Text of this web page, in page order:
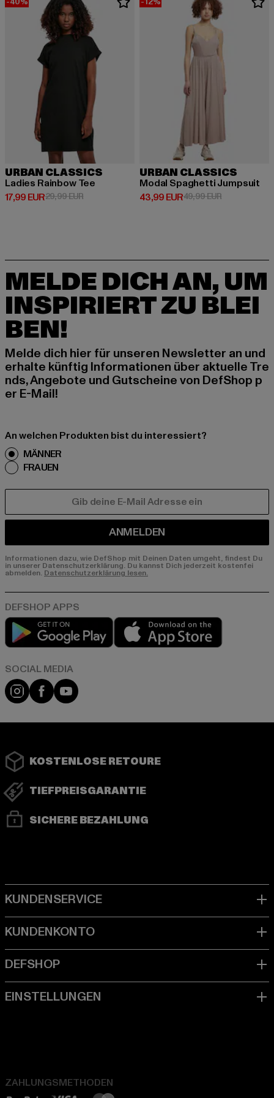
URBAN CLASSICS
Ladies Rainbow Tee
17,99 EUR
Derzeitiger Preis: 17,99 EUR
29,99 EURAktionspreis: 29,99 EUR
URBAN CLASSICS
Modal Spaghetti Jumpsuit
43,99 EUR
Derzeitiger Preis: 43,99 EUR
49,99 EURAktionspreis:
MELDE DICH AN, UM
INSPIRIERT ZU BLEI
BEN!
Melde dich hier für unseren Newsletter an und
erhalte künftig Informationen über aktuelle Tre
nds, Angebote und Gutscheine von DefShop p
er E-Mail!
An welchen Produkten bist du interessiert?
MÄNNER
FRAUEN
ANMELDEN
Informationen dazu, wie DefShop mit Deinen Daten umgeht, findest Du
in unserer Datenschutzerklärung. Du kannst Dich jederzeit kostenfei
abmelden. Datenschutzerklärung lesen.
Play market
Instagram
FacebookYouTube
KOSTENLOSE RETOURE
TIEFPREISGARANTIE
SICHERE BEZAHLUNG
ZAHLUNGSMETHODEN